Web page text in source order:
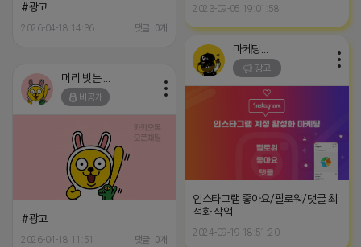
#광고
2026-04-18 14:36 댓글: 0개
2023-09-05 19:01:58
광고
인스타그램 좋아요/팔로워/댓글 최
적화 작업
2024-09-19 18:51:20
비공개
#광고
2026-04-18 11:51 댓글: 0개